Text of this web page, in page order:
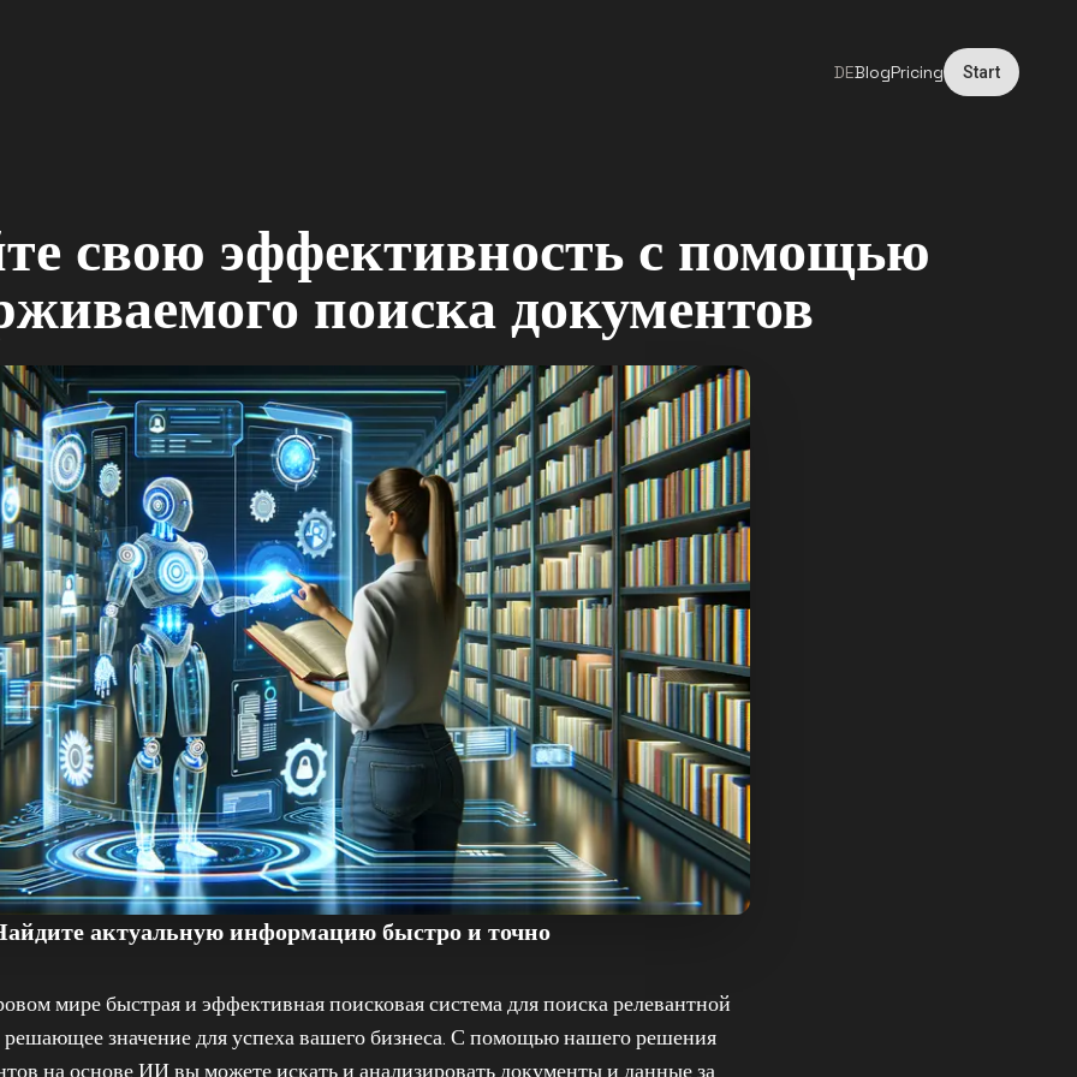
DEBlogPricing Start
свою эффективность с помощью
поиска документов
актуальную информацию быстро и точно
мире быстрая и эффективная поисковая система для поиска релевантной
значение для успеха вашего бизнеса. С помощью нашего решения
на основе ИИ вы можете искать и анализировать документы и данные за